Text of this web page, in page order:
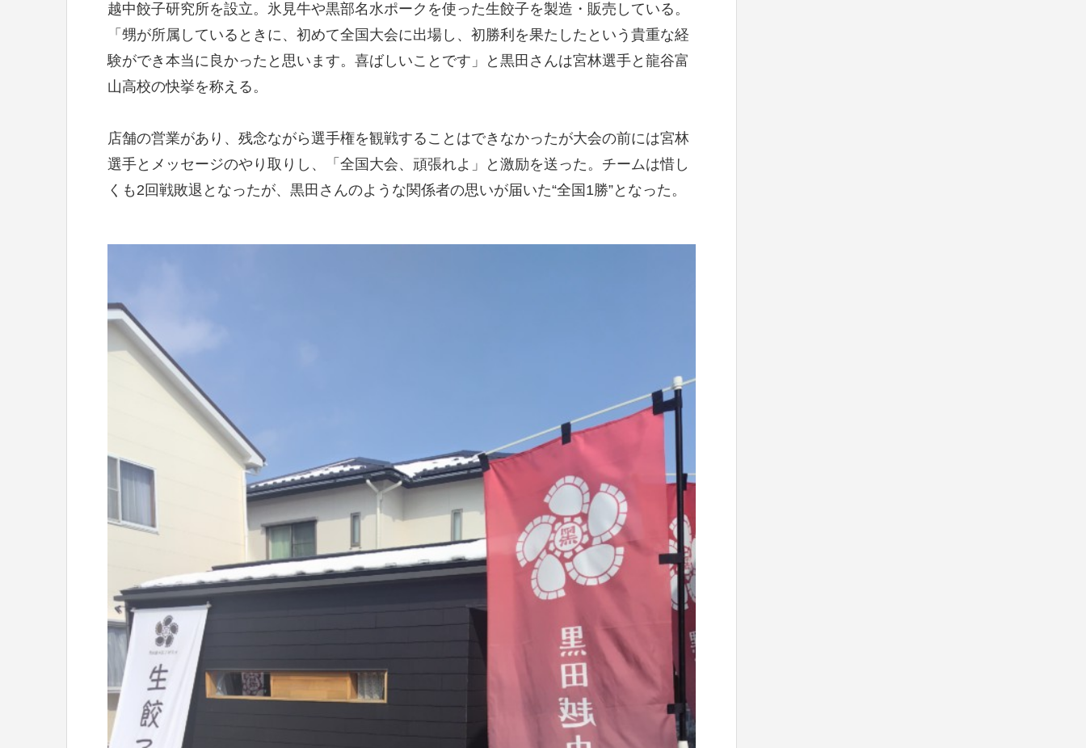
越中餃子研究所を設立。氷見牛や黒部名水ポークを使った生餃子を製造・販売している。
「甥が所属しているときに、初めて全国大会に出場し、初勝利を果たしたという貴重な経
験ができ本当に良かったと思います。喜ばしいことです」と黒田さんは宮林選手と龍谷富
山高校の快挙を称える。
店舗の営業があり、残念ながら選手権を観戦することはできなかったが大会の前には宮林
選手とメッセージのやり取りし、「全国大会、頑張れよ」と激励を送った。チームは惜し
くも2回戦敗退となったが、黒田さんのような関係者の思いが届いた“全国1勝”となった。